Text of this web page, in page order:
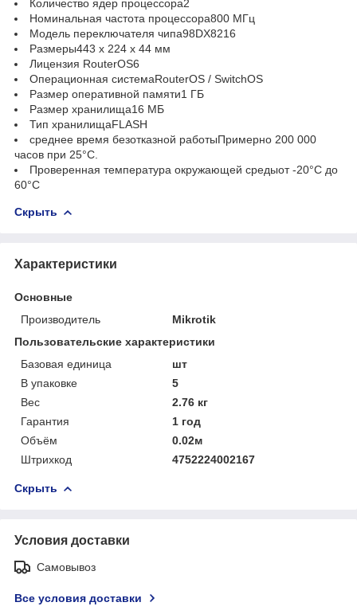
Количество ядер процессора2
Номинальная частота процессора800 МГц
Модель переключателя чипа98DX8216
Размеры443 х 224 х 44 мм
Лицензия RouterOS6
Операционная системаRouterOS / SwitchOS
Размер оперативной памяти1 ГБ
Размер хранилища16 МБ
Тип хранилищаFLASH
среднее время безотказной работыПримерно 200 000
часов при 25°С.
Проверенная температура окружающей средыот -20°С до
60°С
Скрыть
Характеристики
Основные
Производитель
Mikrotik
Пользовательские характеристики
Базовая единица
шт
В упаковке
5
Вес
2.76 кг
Гарантия
1 год
Объём
0.02м
Штрихкод
4752224002167
Скрыть
Условия доставки
Самовывоз
Все условия доставки